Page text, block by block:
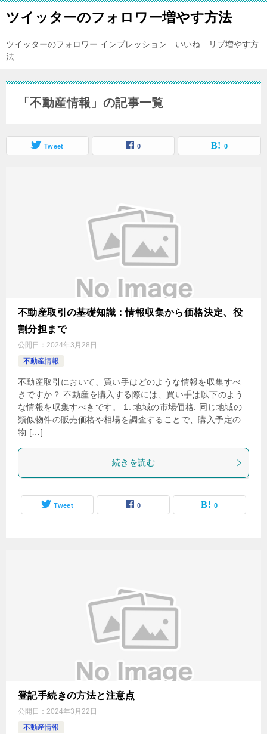
ツイッターのフォロワー増やす方法
ツイッターのフォロワー インプレッション いいね リプ増やす方
法
「不動産情報」の記事一覧
Tweet 0 0
不動産取引の基礎知識：情報収集から価格決定、役
割分担まで
公開日： 2024年3月28日
不動産情報
不動産取引において、買い手はどのような情報を収集すべ
きですか？ 不動産を購入する際には、買い手は以下のよう
な情報を収集すべきです。 1. 地域の市場価格: 同じ地域の
類似物件の販売価格や相場を調査することで、購入予定の
物 […]
続きを読む
Tweet 0 0
登記手続きの方法と注意点
公開日： 2024年3月22日
不動産情報